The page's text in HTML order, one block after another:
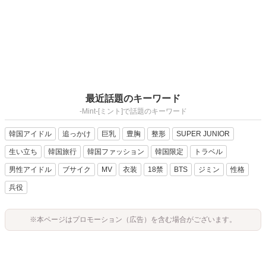
最近話題のキーワード
-Mint-[ミント]で話題のキーワード
韓国アイドル 追っかけ 巨乳 豊胸 整形 SUPER JUNIOR
生い立ち 韓国旅行 韓国ファッション 韓国限定 トラベル
男性アイドル ブサイク MV 衣装 18禁 BTS ジミン 性格
兵役
※本ページはプロモーション（広告）を含む場合がございます。